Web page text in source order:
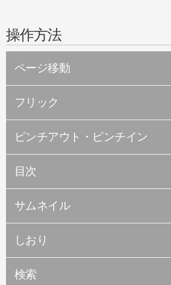
操作方法
ページ移動
フリック
ピンチアウト・ピンチイン
目次
サムネイル
しおり
検索